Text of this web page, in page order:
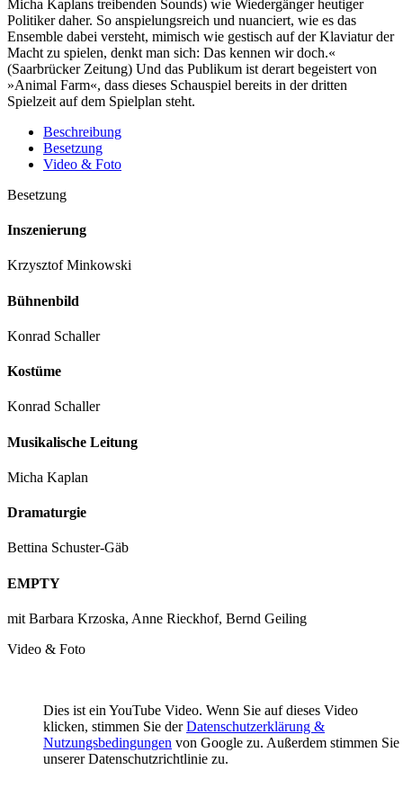
Micha Kaplans treibenden Sounds) wie Wiedergänger heutiger
Politiker daher. So anspielungsreich und nuanciert, wie es das
Ensemble dabei versteht, mimisch wie gestisch auf der Klaviatur der
Macht zu spielen, denkt man sich: Das kennen wir doch.«
(Saarbrücker Zeitung) Und das Publikum ist derart begeistert von
»Animal Farm«, dass dieses Schauspiel bereits in der dritten
Spielzeit auf dem Spielplan steht.
Beschreibung
Besetzung
Video & Foto
Besetzung
Inszenierung
Krzysztof Minkowski
Bühnenbild
Konrad Schaller
Kostüme
Konrad Schaller
Musikalische Leitung
Micha Kaplan
Dramaturgie
Bettina Schuster-Gäb
EMPTY
mit Barbara Krzoska, Anne Rieckhof, Bernd Geiling
Video & Foto
Dies ist ein YouTube Video. Wenn Sie auf dieses Video
klicken, stimmen Sie derDatenschutzerklärung &
Nutzungsbedingungen von Google zu. Außerdem stimmen Sie
unserer Datenschutzrichtlinie zu.